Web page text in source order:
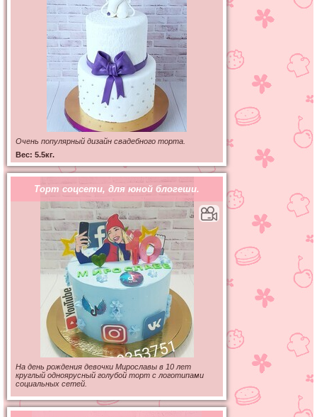
Очень популярный дизайн свадебного торта.
Вес: 5.5кг.
Торт соцсети, для юной блогеши.
На день рождения девочки Мирославы в 10 лет
круглый одноярусный голубой торт с логотипами
социальных сетей.